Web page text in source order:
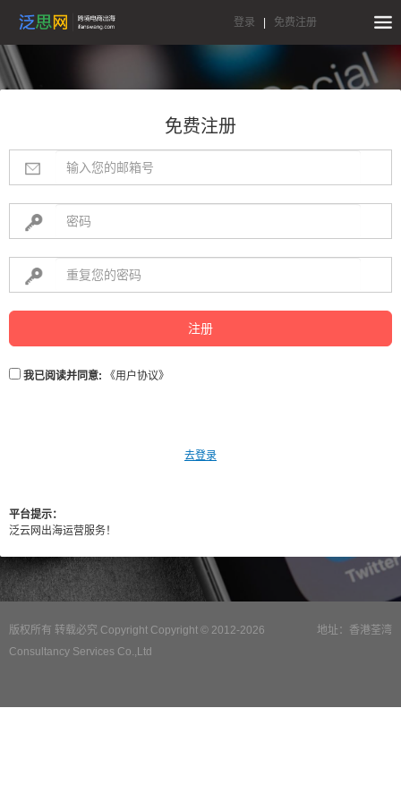
登录 免费注册
免费注册
注册
我已阅读并同意: 《用户协议》
去登录
平台提示：
泛云网出海运营服务！
地址：香港荃湾
版权所有 转载必究 Copyright Copyright © 2012-2026
Consultancy Services Co.,Ltd